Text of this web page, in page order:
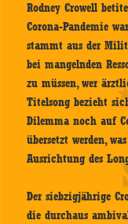
Rodney Crowell
Corona-Pandemie
stammt aus der
bei mangelnden
zu müssen, wer
Titelsong bezieht
Dilemma noch auf
übersetzt werden,
Ausrichtung des
Der siebzigjährige
die durchaus